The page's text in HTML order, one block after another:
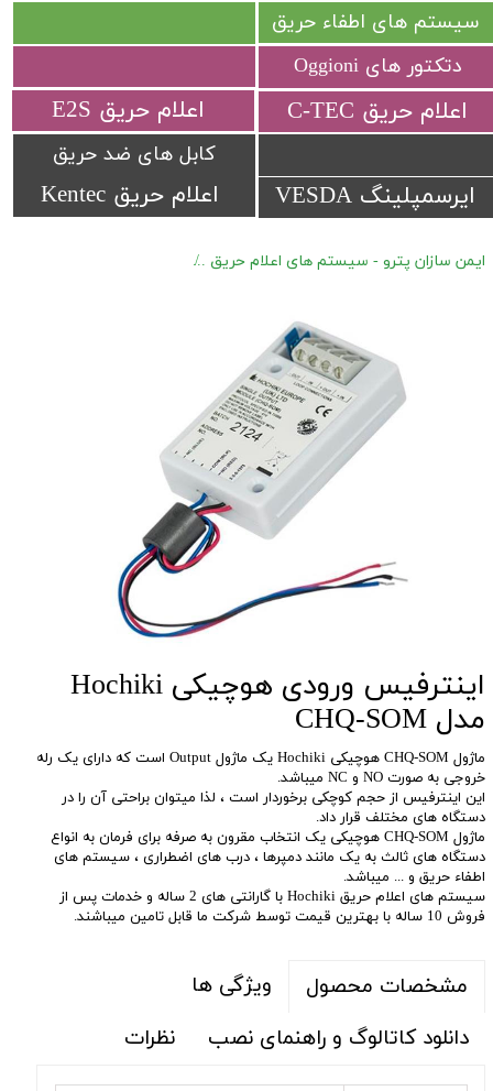
اعلام حریق Kentec
​اعلام حریق C-TEC​​​​​​​ ​اعلام حریق E2S
ایرسمپلینگ VESDA
سیستم های اطفاء حریق
کابل های ضد حریق
دتکتور های Oggioni
ایمن سازان پترو - سیستم های اعلام حریق
اینترفیس ورودی هوچیکی Hochiki
مدل CHQ-SOM
ماژول CHQ-SOM هوچیکی Hochiki یک ماژول Output است که دارای یک رله
خروجی به صورت NO و NC میباشد.
این اینترفیس از حجم کوچکی برخوردار است ، لذا میتوان براحتی آن را در
دستگاه های مختلف قرار داد.
ماژول CHQ-SOM هوچیکی یک انتخاب مقرون به صرفه برای فرمان به انواع
دستگاه های ثالث به یک مانند دمپرها ، درب های اضطراری ، سیستم های
اطفاء حریق و ... میباشد.
سیستم های اعلام حریق Hochiki با گارانتی های 2 ساله و خدمات پس از
فروش 10 ساله با بهترین قیمت توسط شرکت ما قابل تامین میباشند.
مشخصات محصول
ویژگی ها
دانلود کاتالوگ و راهنمای نصب
نظرات